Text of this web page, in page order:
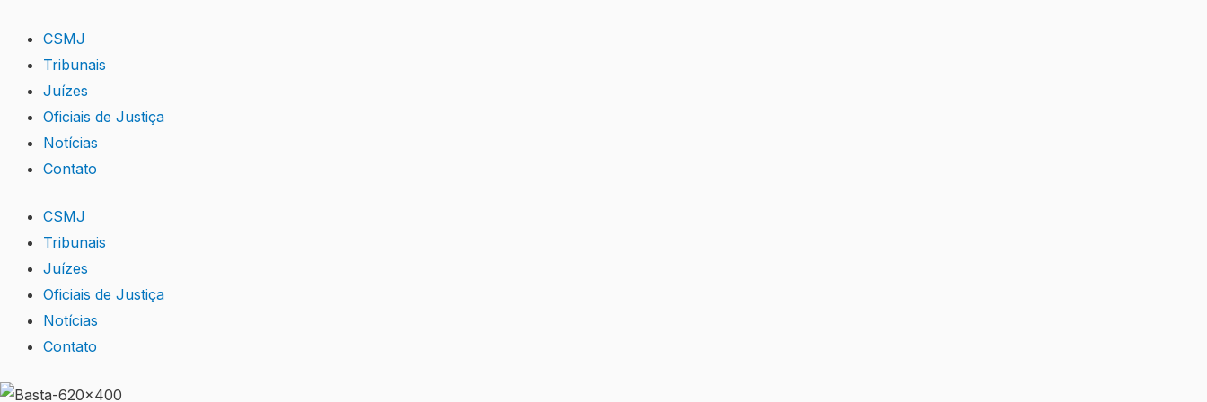
content
CSMJ
Tribunais
Juízes
Oficiais de Justiça
Notícias
Contato
CSMJ
Tribunais
Juízes
Oficiais de Justiça
Notícias
Contato